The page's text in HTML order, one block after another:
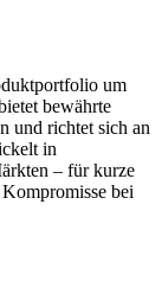
um
bewährte
und richtet sich an
in
– für kurze
bei